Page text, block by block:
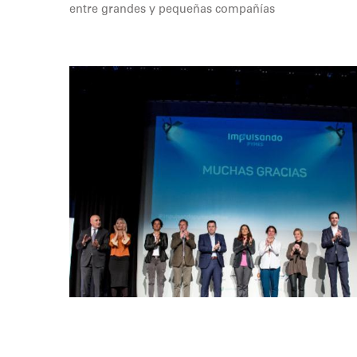
entre grandes y pequeñas compañías